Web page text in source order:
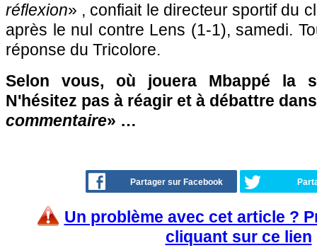
réflexion» , confiait le directeur sportif du
après le nul contre Lens (1-1), samedi.
réponse du Tricolore.
Selon vous, où jouera Mbappé la
N'hésitez pas à réagir et à débattre
commentaire» …
Partager sur Facebook
Un problème avec cet article ?
cliquant sur ce lien